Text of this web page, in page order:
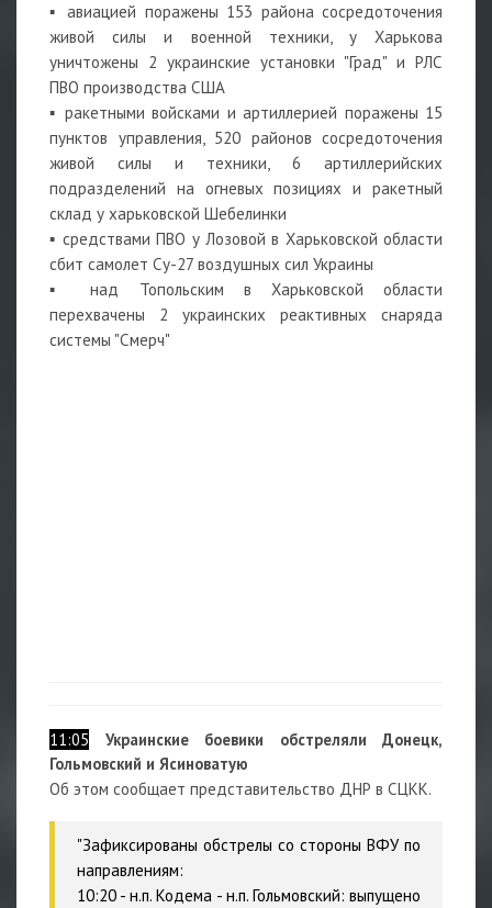
▪️ авиацией поражены 153 района сосредоточения
живой силы и военной техники, у Харькова
уничтожены 2 украинские установки "Град" и РЛС
ПВО производства США
▪️ ракетными войсками и артиллерией поражены 15
пунктов управления, 520 районов сосредоточения
живой силы и техники, 6 артиллерийских
подразделений на огневых позициях и ракетный
склад у харьковской Шебелинки
▪️ средствами ПВО у Лозовой в Харьковской области
сбит самолет Су-27 воздушных сил Украины
▪️ над Топольским в Харьковской области
перехвачены 2 украинских реактивных снаряда
системы "Смерч"
11:05
Украинские боевики обстреляли Донецк,
Гольмовский и Ясиноватую
Об этом сообщает представительство ДНР в СЦКК.
"Зафиксированы обстрелы со стороны ВФУ по
направлениям:
10:20 - н.п. Кодема - н.п. Гольмовский: выпущено